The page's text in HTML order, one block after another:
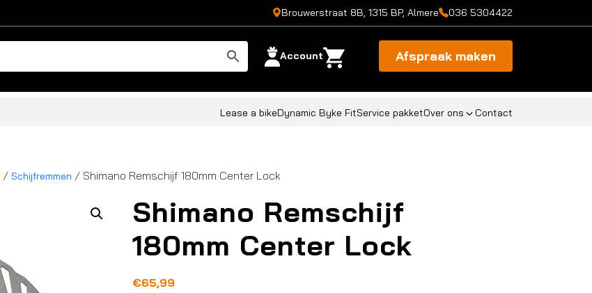
Brouwerstraat 8B, 1315 BP, Almere 036 5304422
Account Afspraak maken
Lease a bikeDynamic Byke FitService pakketOver ons Contact
/ Schijfremmen / Shimano Remschijf 180mm Center Lock
Shimano Remschijf
180mm Center Lock
€65,99